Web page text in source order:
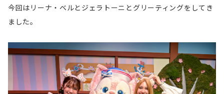
今回はリーナ・ベルとジェラトーニとグリーティングをしてき
ました。